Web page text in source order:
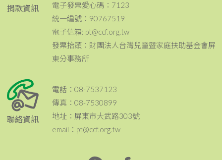
捐款資訊
電子發票愛心碼：7123
統一編號：90767519
電子信箱: pt@ccf.org.tw
發票抬頭：財團法人台灣兒童暨家庭扶助基金會屏
東分事務所
聯絡資訊
電話：08-7537123
傳真：08-7530899
地址：屏東市大武路303號
email：pt@ccf.org.tw